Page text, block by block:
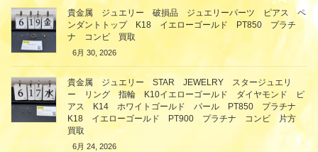
貴金属 ジュエリー 破損品 ジュエリーパーツ ピアス ペ
ンダントトップ K18 イエローゴールド PT850 プラチ
ナ コンビ 買取
6月 30, 2026
貴金属 ジュエリー STAR JEWELRY スタージュエリ
ー リング 指輪 K10イエローゴールド ダイヤモンド ピ
アス K14 ホワイトゴールド パール PT850 プラチナ
K18 イエローゴールド PT900 プラチナ コンビ 片方
買取
6月 24, 2026